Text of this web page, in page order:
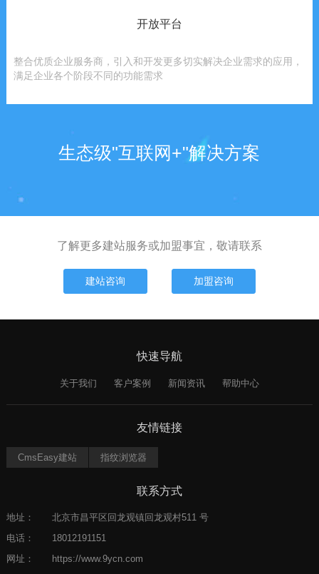
开放平台
整合优质企业服务商，引入和开发更多切实解决企业需求的应用，
满足企业各个阶段不同的功能需求
生态级"互联网+"解决方案
了解更多建站服务或加盟事宜，敬请联系
建站咨询 加盟咨询
快速导航
关于我们 客户案例 新闻资讯 帮助中心
友情链接
CmsEasy建站 指纹浏览器
联系方式
地址：
北京市昌平区回龙观镇回龙观村511 号
电话：
18012191151
网址：
https://www.9ycn.com